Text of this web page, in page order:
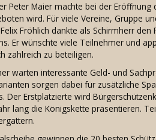
Peter Maier machte bei der
wird. Für viele Vereine, Gruppe
Fröhlich dankte als Schirmherr
Er wünschte viele Teilnehmer und
zahlreich zu beteiligen.
warten interessante Geld- und
sorgen dabei für zusätzliche
Der Erstplatzierte wird
lang die Königskette präsentieren.